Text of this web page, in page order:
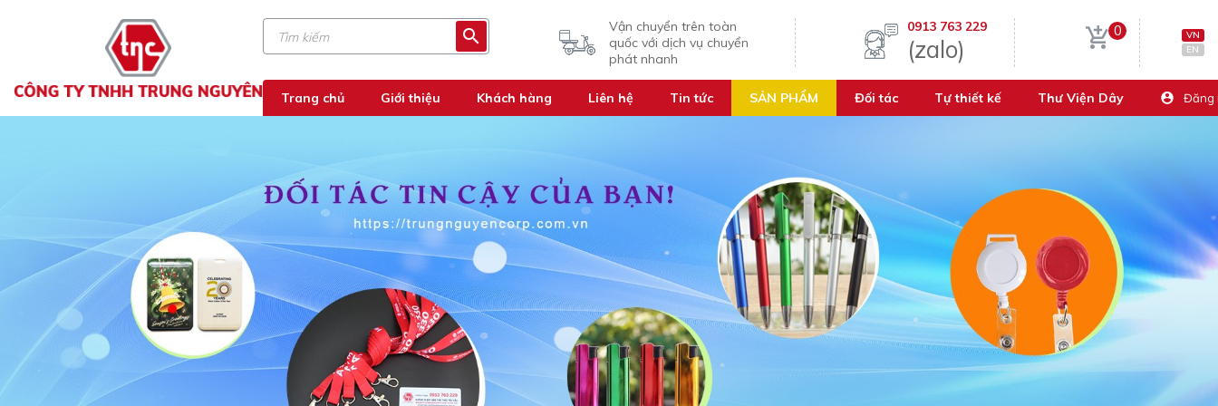
Vận chuyển trên toàn
quốc với dịch vụ chuyển
phát nhanh
0913 763 229
(zalo)
0
VN
EN
Trang chủ Giới thiệu Khách hàng Liên hệ Tin tức SẢN PHẨM Đối tác Tự thiết kế Thư Viện Dây Đăng